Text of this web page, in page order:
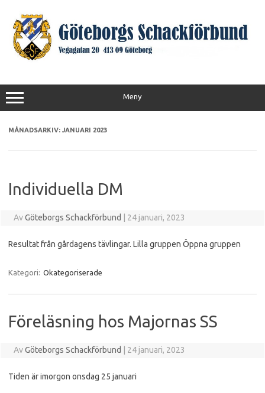
innehåll
Meny
MÅNADSARKIV: JANUARI 2023
Individuella DM
AvGöteborgs Schackförbund 24 januari, 2023
Resultat från gårdagens tävlingar. Lilla gruppen Öppna gruppen
Kategori: Okategoriserade
Föreläsning hos Majornas SS
AvGöteborgs Schackförbund 24 januari, 2023
Tiden är imorgon onsdag 25 januari